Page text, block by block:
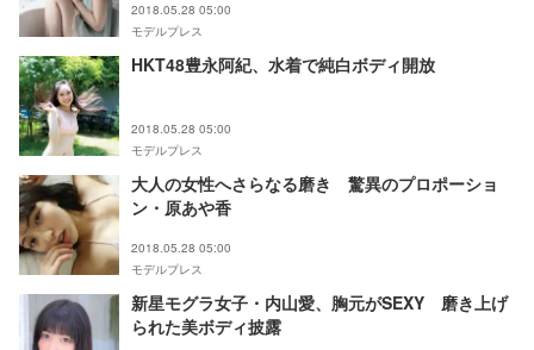
2018.05.28 05:00
モデルプレス
HKT48豊永阿紀、水着で純白ボディ開放
2018.05.28 05:00
モデルプレス
大人の女性へさらなる磨き 驚異のプロポーショ
ン・原あや香
2018.05.28 05:00
モデルプレス
新星モグラ女子・内山愛、胸元がSEXY 磨き上げ
られた美ボディ披露